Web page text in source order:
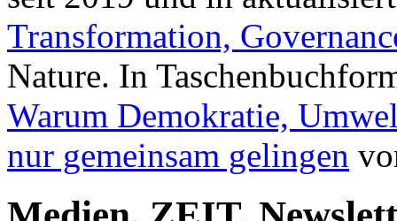
Transformation,
Nature. In
Warum Demokratie,
nur gemeinsam gelingen